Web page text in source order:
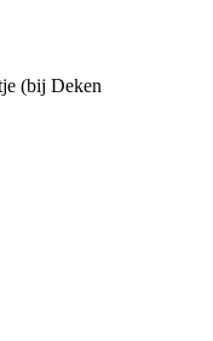
(bij Deken